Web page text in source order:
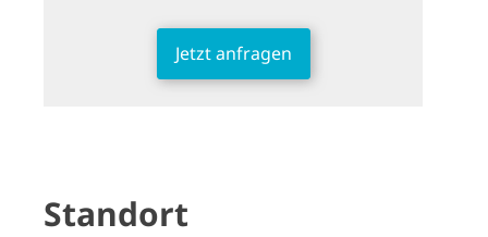
Jetzt anfragen
Standort